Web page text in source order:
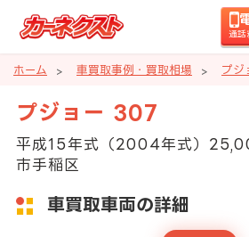
通
ホーム 車買取事例・買取相場 プジ
プジョー 307
平成15年式（2004年式）
市手稲区
車買取車両の詳細